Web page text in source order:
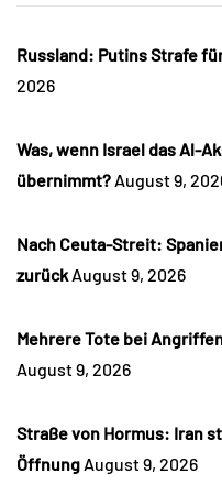
Russland: Putins Strafe
2026
Was, wenn Israel das Al-
übernimmt? August 9,
Nach Ceuta-Streit:
zurück August 9, 2026
Mehrere Tote bei
August 9, 2026
Straße von Hormus: Iran
Öffnung August 9, 2026